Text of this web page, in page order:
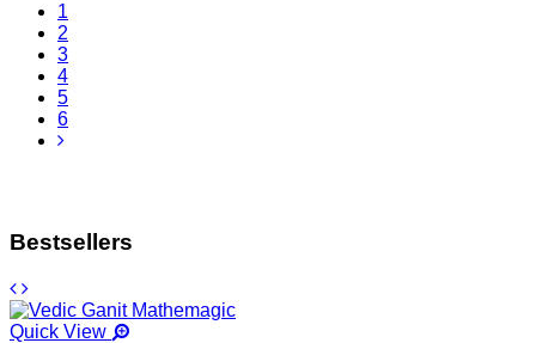
1
2
3
4
5
6
Bestsellers
Quick View